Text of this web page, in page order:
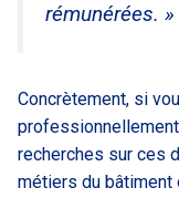
rémunérées. »
Concrètement, si
recherches sur ces
métiers du bâtiment